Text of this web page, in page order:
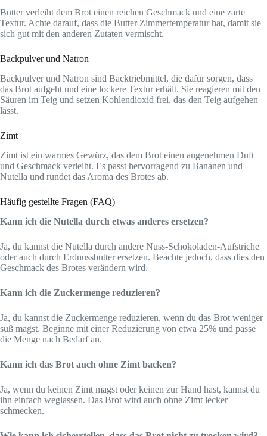
Butter verleiht dem Brot einen reichen Geschmack und eine zarte
Textur. Achte darauf, dass die Butter Zimmertemperatur hat, damit sie
sich gut mit den anderen Zutaten vermischt.
Backpulver und Natron
Backpulver und Natron sind Backtriebmittel, die dafür sorgen, dass
das Brot aufgeht und eine lockere Textur erhält. Sie reagieren mit den
Säuren im Teig und setzen Kohlendioxid frei, das den Teig aufgehen
lässt.
Zimt
Zimt ist ein warmes Gewürz, das dem Brot einen angenehmen Duft
und Geschmack verleiht. Es passt hervorragend zu Bananen und
Nutella und rundet das Aroma des Brotes ab.
Häufig gestellte Fragen (FAQ)
Kann ich die Nutella durch etwas anderes ersetzen?
Ja, du kannst die Nutella durch andere Nuss-Schokoladen-Aufstriche
oder auch durch Erdnussbutter ersetzen. Beachte jedoch, dass dies den
Geschmack des Brotes verändern wird.
Kann ich die Zuckermenge reduzieren?
Ja, du kannst die Zuckermenge reduzieren, wenn du das Brot weniger
süß magst. Beginne mit einer Reduzierung von etwa 25% und passe
die Menge nach Bedarf an.
Kann ich das Brot auch ohne Zimt backen?
Ja, wenn du keinen Zimt magst oder keinen zur Hand hast, kannst du
ihn einfach weglassen. Das Brot wird auch ohne Zimt lecker
schmecken.